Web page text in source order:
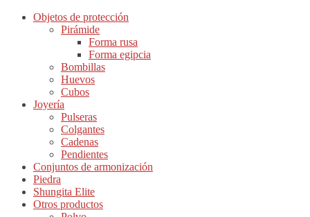
Objetos de protección
Pirámide
Forma rusa
Forma egipcia
Bombillas
Huevos
Cubos
Joyería
Pulseras
Colgantes
Cadenas
Pendientes
Conjuntos de armonización
Piedra
Shungita Elite
Otros productos